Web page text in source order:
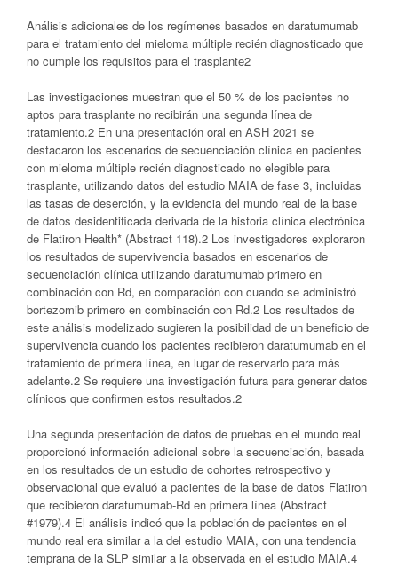
Análisis adicionales de los regímenes basados en daratumumab
para el tratamiento del mieloma múltiple recién diagnosticado que
no cumple los requisitos para el trasplante2
Las investigaciones muestran que el 50 % de los pacientes no
aptos para trasplante no recibirán una segunda línea de
tratamiento.2 En una presentación oral en ASH 2021 se
destacaron los escenarios de secuenciación clínica en pacientes
con mieloma múltiple recién diagnosticado no elegible para
trasplante, utilizando datos del estudio MAIA de fase 3, incluidas
las tasas de deserción, y la evidencia del mundo real de la base
de datos desidentificada derivada de la historia clínica electrónica
de Flatiron Health* (Abstract 118).2 Los investigadores exploraron
los resultados de supervivencia basados en escenarios de
secuenciación clínica utilizando daratumumab primero en
combinación con Rd, en comparación con cuando se administró
bortezomib primero en combinación con Rd.2 Los resultados de
este análisis modelizado sugieren la posibilidad de un beneficio de
supervivencia cuando los pacientes recibieron daratumumab en el
tratamiento de primera línea, en lugar de reservarlo para más
adelante.2 Se requiere una investigación futura para generar datos
clínicos que confirmen estos resultados.2
Una segunda presentación de datos de pruebas en el mundo real
proporcionó información adicional sobre la secuenciación, basada
en los resultados de un estudio de cohortes retrospectivo y
observacional que evaluó a pacientes de la base de datos Flatiron
que recibieron daratumumab-Rd en primera línea (Abstract
#1979).4 El análisis indicó que la población de pacientes en el
mundo real era similar a la del estudio MAIA, con una tendencia
temprana de la SLP similar a la observada en el estudio MAIA.4